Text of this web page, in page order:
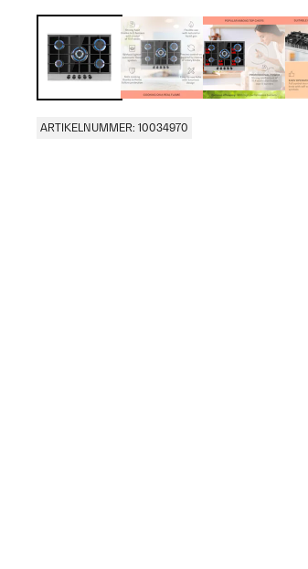
ARTIKELNUMMER: 10034970